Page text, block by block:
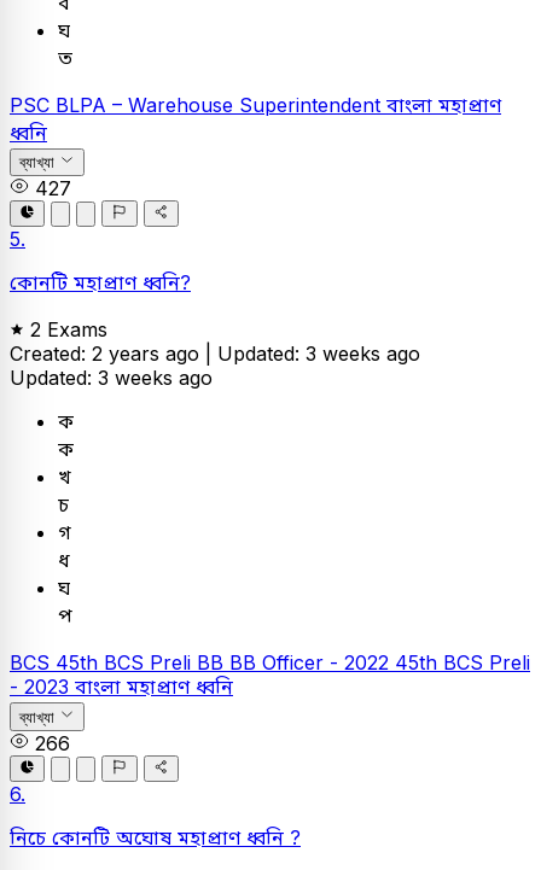
ঘ
ত
PSC BLPA – Warehouse Superintendent বাংলা মহাপ্রাণ
ধ্বনি
ব্যাখ্যা
427
5.
কোনটি মহাপ্রাণ ধ্বনি?
2 Exams
Created: 2 years ago | Updated: 3 weeks ago
Updated: 3 weeks ago
ক
ক
খ
চ
গ
ধ
ঘ
প
BCS 45th BCS Preli BB BB Officer - 2022 45th BCS Preli
- 2023 বাংলা মহাপ্রাণ ধ্বনি
ব্যাখ্যা
266
6.
নিচে কোনটি অঘোষ মহাপ্রাণ ধ্বনি ?